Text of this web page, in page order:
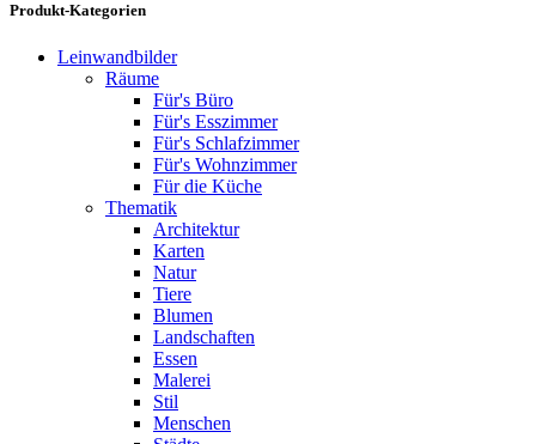
Produkt-Kategorien
Leinwandbilder
Räume
Für's Büro
Für's Esszimmer
Für's Schlafzimmer
Für's Wohnzimmer
Für die Küche
Thematik
Architektur
Karten
Natur
Tiere
Blumen
Landschaften
Essen
Malerei
Stil
Menschen